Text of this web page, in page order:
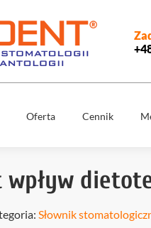
Co nas wyróżnia
Media
Oferta
Nowy uśmiech
Mosty
Cennik
Słownik